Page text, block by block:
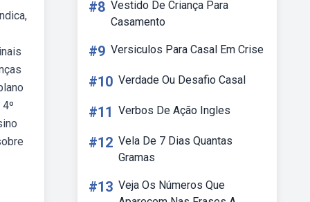
#8 Vestido De Criança Para
Casamento
#9 Versiculos Para Casal Em Crise
#10 Verdade Ou Desafio Casal
#11 Verbos De Ação Ingles
#12 Vela De 7 Dias Quantas
Gramas
#13 Veja Os Números Que